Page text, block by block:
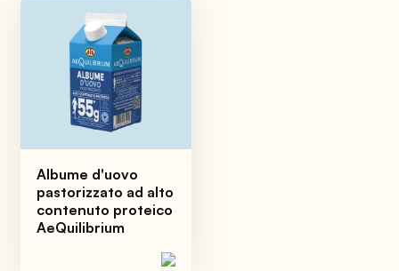
Albume d'uovo
pastorizzato ad alto
contenuto proteico
AeQuilibrium